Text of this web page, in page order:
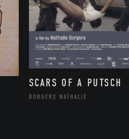
SCARS OF A PUTSCH
BORGERS NATHALIE